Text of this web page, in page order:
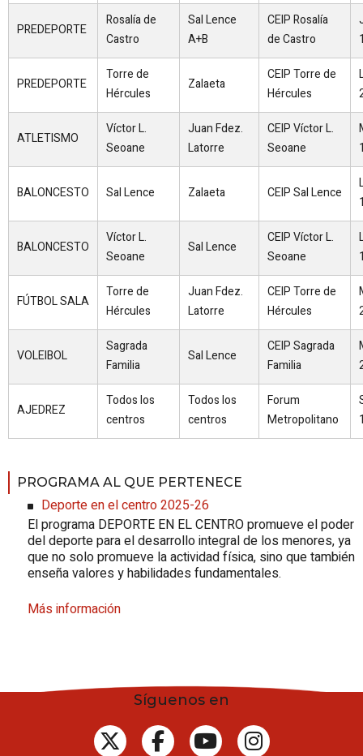
PREDEPORTE
Rosalía de
Castro
Sal Lence
A+B
CEIP Rosalía
de Castro
PREDEPORTE
Torre de
Hércules
Zalaeta
CEIP Torre de
Hércules
ATLETISMO
Víctor L.
Seoane
Juan Fdez.
Latorre
CEIP Víctor L.
Seoane
BALONCESTO Sal Lence Zalaeta CEIP Sal Lence
BALONCESTO
Víctor L.
Seoane
Sal Lence
CEIP Víctor L.
Seoane
FÚTBOL SALA
Torre de
Hércules
Juan Fdez.
Latorre
CEIP Torre de
Hércules
VOLEIBOL
Sagrada
Familia
Sal Lence
CEIP Sagrada
Familia
AJEDREZ
Todos los
centros
Todos los
centros
Forum
Metropolitano
PROGRAMA AL QUE PERTENECE
Deporte en el centro 2025-26
El programa DEPORTE EN EL CENTRO promueve el poder
del deporte para el desarrollo integral de los menores, ya
que no solo promueve la actividad física, sino que también
enseña valores y habilidades fundamentales.
Más información
Síguenos en